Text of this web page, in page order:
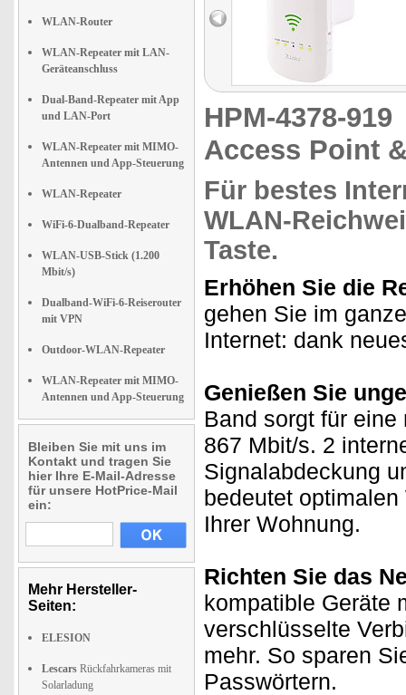
WLAN-Router
WLAN-Repeater mit LAN-
Geräteanschluss
Dual-Band-Repeater mit App
und LAN-Port
WLAN-Repeater mit MIMO-
Antennen und App-Steuerung
WLAN-Repeater
WiFi-6-Dualband-Repeater
WLAN-USB-Stick (1.200
Mbit/s)
Dualband-WiFi-6-Reiserouter
mit VPN
Outdoor-WLAN-Repeater
WLAN-Repeater mit MIMO-
Antennen und App-Steuerung
Bleiben Sie mit uns im
Kontakt und tragen Sie
hier Ihre E-Mail-Adresse
für unsere HotPrice-Mail
ein:
Mehr Hersteller-
Seiten:
ELESION
Lescars Rückfahrkameras mit
Solarladung
HPM-4378-
Access Point
Für bestes
WLAN-
Taste.
Erhöhen Sie die
gehen Sie im
Internet: dank
Genießen Sie
Band sorgt für
867 Mbit/s. 2
Signalabdeckung
bedeutet
Ihrer Wohnung.
Richten Sie das
kompatible Geräte
verschlüsselte
mehr. So sparen
Passwörtern.